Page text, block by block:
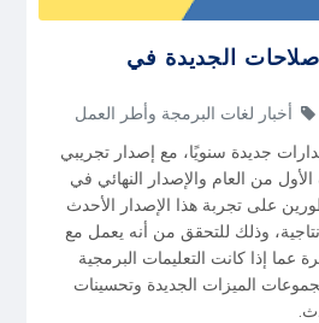
الجديدة في
أخبار لغات البرمجة وأطر العمل
جديدة سنويًا، مع إصدار تجريبي
من العام والإصدار النهائي في
على تجربة هذا الإصدار الأحدث
وذلك للتحقق من أنه يعمل مع
إذا كانت التعليمات البرمجية
الميزات الجديدة وتحسينات